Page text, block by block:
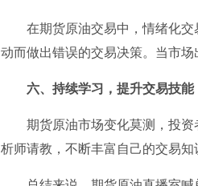
在期货原油交易中，情绪化
动而做出错误的交易决策。当市
六、持续学习，提升交易技能
期货原油市场变化莫测，投
析师请教，不断丰富自己的交易知